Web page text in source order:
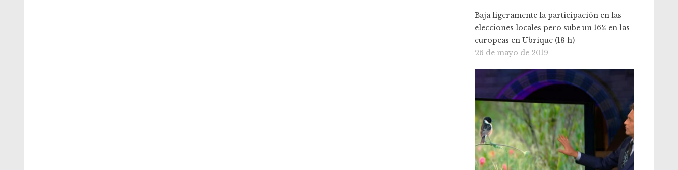
Baja ligeramente la participación en las
elecciones locales pero sube un 16% en las
europeas en Ubrique (18 h)
26 de mayo de 2019